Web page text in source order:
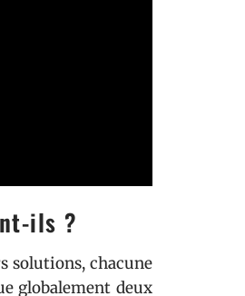
ils ?
solutions, chacune
globalement deux